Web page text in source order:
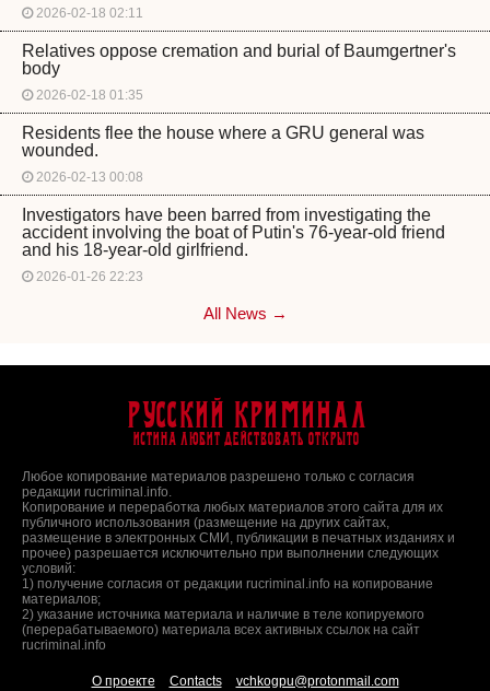
2026-02-18 02:11
Relatives oppose cremation and burial of Baumgertner's
body
2026-02-18 01:35
Residents flee the house where a GRU general was
wounded.
2026-02-13 00:08
Investigators have been barred from investigating the
accident involving the boat of Putin's 76-year-old friend
and his 18-year-old girlfriend.
2026-01-26 22:23
All News →
Русский Криминал
Истина любит действовать открыто
Любое копирование материалов разрешено только с согласия
редакции rucriminal.info.
Копирование и переработка любых материалов этого сайта для их
публичного использования (размещение на других сайтах,
размещение в электронных СМИ, публикации в печатных изданиях и
прочее) разрешается исключительно при выполнении следующих
условий:
1) получение согласия от редакции rucriminal.info на копирование
материалов;
2) указание источника материала и наличие в теле копируемого
(перерабатываемого) материала всех активных ссылок на сайт
rucriminal.info
О проекте Contacts vchkogpu@protonmail.com